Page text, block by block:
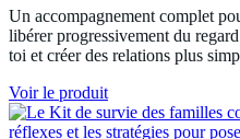
Un accompagnement complet
libérer progressivement du
toi et créer des relations plus
Voir le produit